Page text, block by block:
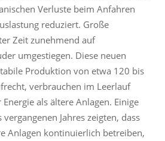
Verluste beim Anfahren
reduziert. Große
Zeit zunehmend auf
umgestiegen. Diese neuen
Produktion von etwa 120 bis
verbrauchen im Leerlauf
als ältere Anlagen. Einige
Jahres zeigten, dass
Anlagen kontinuierlich betreiben,